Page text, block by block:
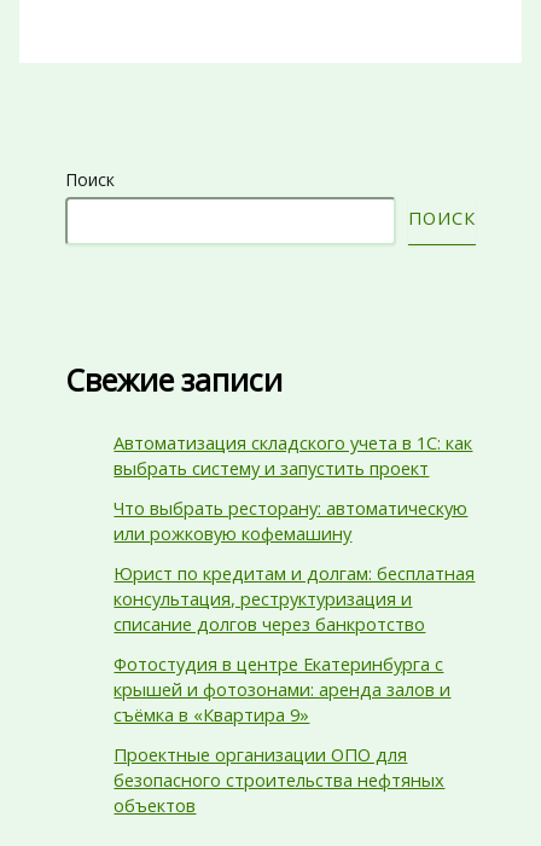
Поиск
ПОИСК
Свежие записи
Автоматизация складского учета в 1С: как
выбрать систему и запустить проект
Что выбрать ресторану: автоматическую
или рожковую кофемашину
Юрист по кредитам и долгам: бесплатная
консультация, реструктуризация и
списание долгов через банкротство
Фотостудия в центре Екатеринбурга с
крышей и фотозонами: аренда залов и
съёмка в «Квартира 9»
Проектные организации ОПО для
безопасного строительства нефтяных
объектов